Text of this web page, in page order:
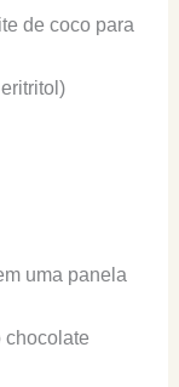
de coco para
uma panela
chocolate